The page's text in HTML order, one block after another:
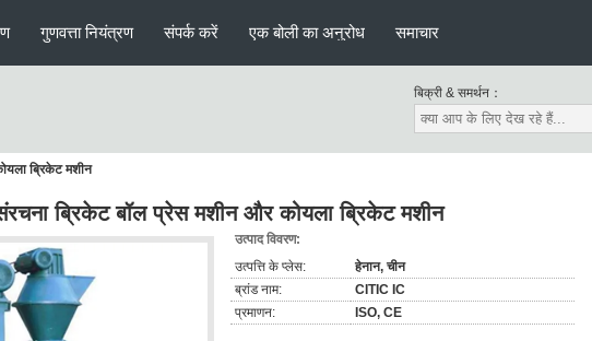
गुणवत्ता नियंत्रण संपर्क करें एक बोली का अनुरोध समाचार
बिक्री & समर्थन：
ब्रिकेट मशीन
ब्रिकेट बॉल प्रेस मशीन और कोयला ब्रिकेट मशीन
उत्पाद विवरण:
उत्पत्ति के प्लेस:
हेनान, चीन
ब्रांड नाम:
CITIC IC
प्रमाणन:
ISO, CE